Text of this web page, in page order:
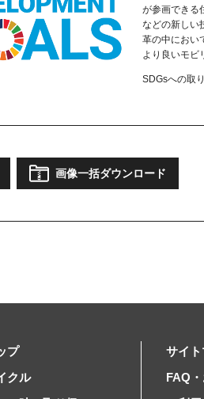
が参画できる
などの新しい
革の中におい
より良いモビ
SDGsへの取
画像一括ダウンロード
プ
クル
サイ
FAQ